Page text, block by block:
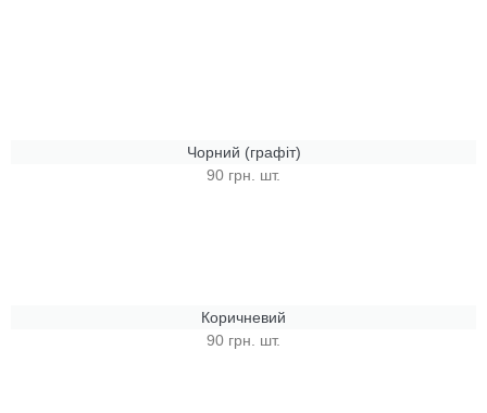
Чорний (графіт)
90 грн. шт.
Коричневий
90 грн. шт.